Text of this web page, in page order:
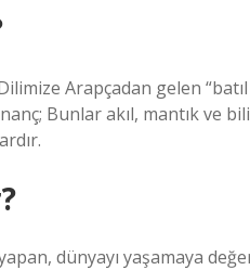
Arapçadan gelen
Bunlar akıl, mantık ve
dünyayı yaşamaya